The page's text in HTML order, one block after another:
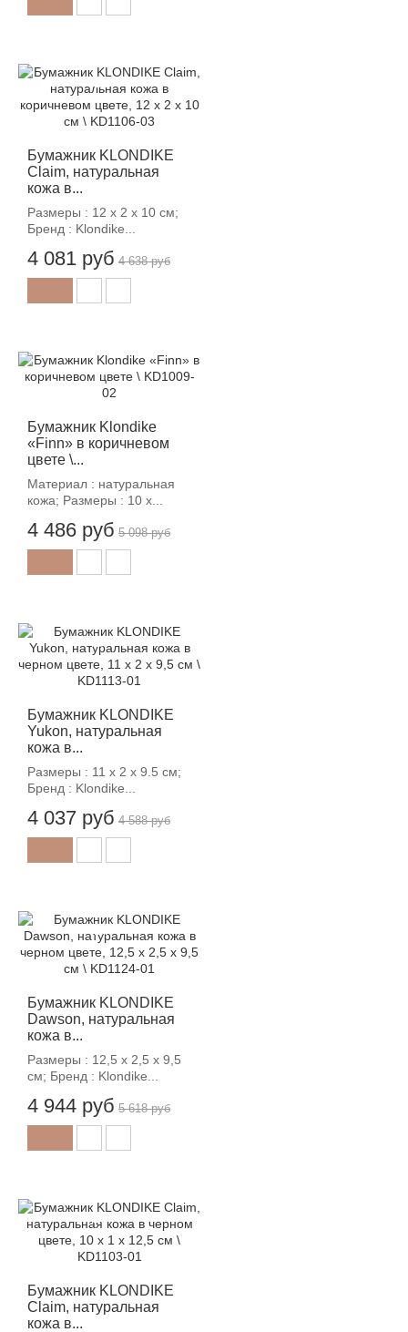
Бумажник KLONDIKE
Claim, натуральная
кожа в...
Размеры : 12 х 2 х 10 см;
Бренд : Klondike...
4 081 руб 4 638 руб
Бумажник Klondike
«Finn» в коричневом
цвете \...
Материал : натуральная
кожа; Размеры : 10 х...
4 486 руб 5 098 руб
Бумажник KLONDIKE
Yukon, натуральная
кожа в...
Размеры : 11 х 2 х 9.5 см;
Бренд : Klondike...
4 037 руб 4 588 руб
Бумажник KLONDIKE
Dawson, натуральная
кожа в...
Размеры : 12,5 х 2,5 х 9,5
см; Бренд : Klondike...
4 944 руб 5 618 руб
Бумажник KLONDIKE
Claim, натуральная
кожа в...